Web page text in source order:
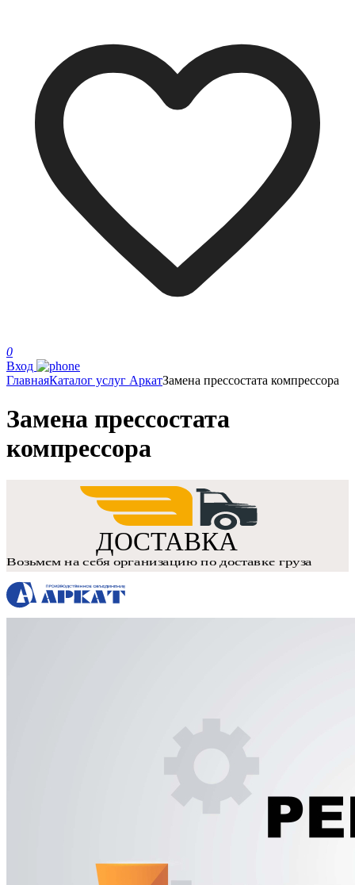
0
Вход
ГлавнаяКаталог услуг АркатЗамена прессостата компрессора
Замена прессостата
компрессора